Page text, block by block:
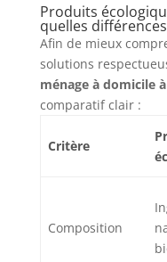
Produits
quelles
Afin de mieux
solutions
ménage à domicile
comparatif clair :
Critère
Composition